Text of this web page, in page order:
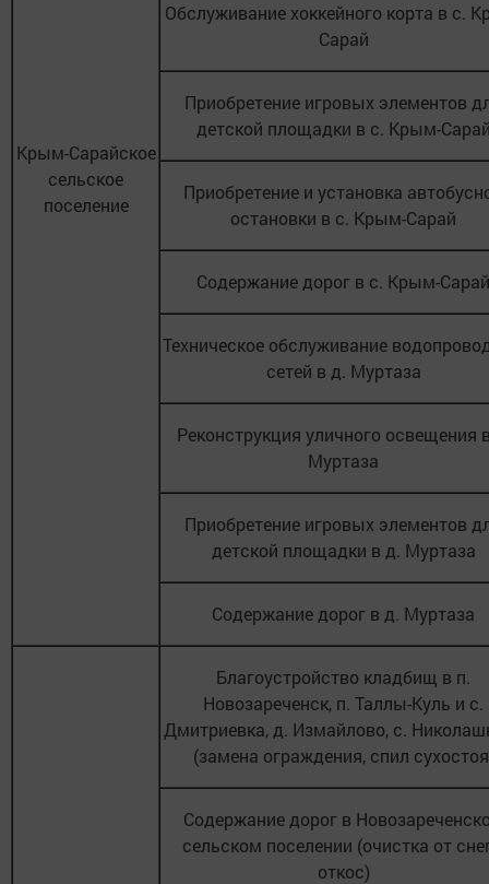
Крым-Сарайское
сельское
поселение
Обслуживание хоккейного корта в с.
Сарай
Приобретение игровых элементов
детской площадки в с. Крым-
Приобретение и установка
остановки в с. Крым-Сарай
Содержание дорог в с. Крым-Сарай
Техническое обслуживание
сетей в д. Муртаза
Реконструкция уличного освещения
Муртаза
Приобретение игровых элементов
детской площадки в д. Муртаза
Содержание дорог в д. Муртаза
Благоустройство кладбищ в п.
Новозареченск, п. Таллы-Куль и с.
Дмитриевка, д. Измайлово, с.
(замена ограждения, спил
Содержание дорог в
сельском поселении (очистка от
откос)